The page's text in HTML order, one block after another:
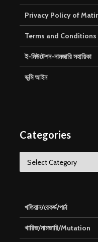
Privacy Policy of
Terms and Conditions
ই-মিউটেশন-নামজারি সহায়িকা
ভূমি আইন
Categories
খতিয়ান/রেকর্ড/পর্চা
খারিজ/নামজারি/Mutation